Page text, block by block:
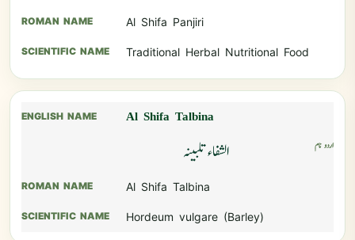
Al Shifa Panjiri
Traditional Herbal Nutritional Food
Al Shifa Talbina
الشفاء تلبینہ
Al Shifa Talbina
Hordeum vulgare (Barley)